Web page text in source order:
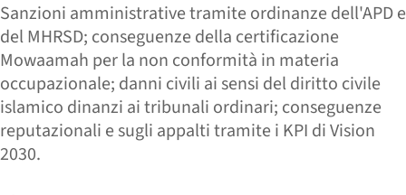
Sanzioni amministrative tramite ordinanze dell'APD e
del MHRSD; conseguenze della certificazione
Mowaamah per la non conformità in materia
occupazionale; danni civili ai sensi del diritto civile
islamico dinanzi ai tribunali ordinari; conseguenze
reputazionali e sugli appalti tramite i KPI di Vision
2030.